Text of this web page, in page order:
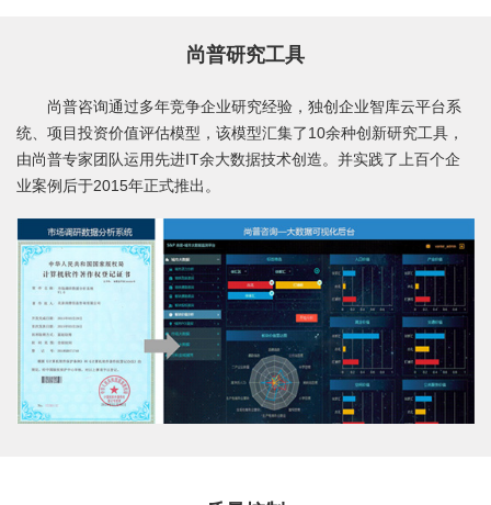
尚普研究工具
尚普咨询通过多年竞争企业研究经验，独创企业智库云平台系
统、项目投资价值评估模型，该模型汇集了10余种创新研究工具，
由尚普专家团队运用先进IT余大数据技术创造。并实践了上百个企
业案例后于2015年正式推出。